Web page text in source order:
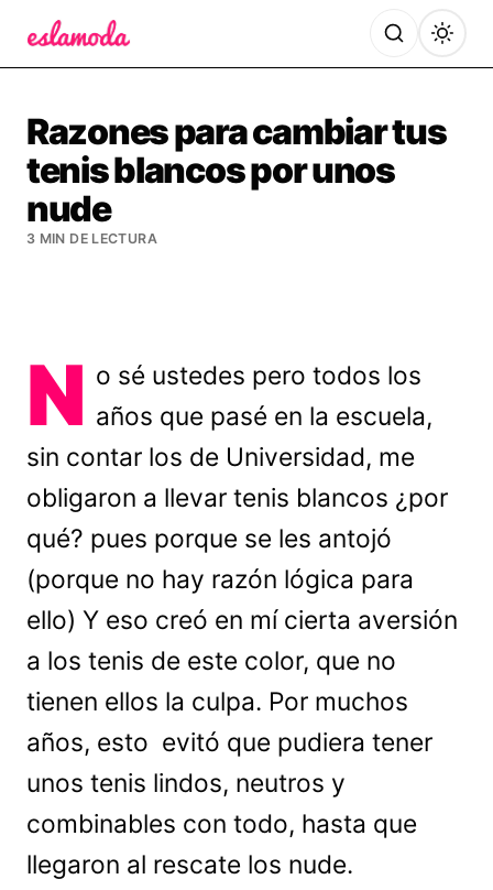
Razones para cambiar tus
tenis blancos por unos
nude
3 MIN DE LECTURA
N o sé ustedes pero todos los
años que pasé en la escuela,
sin contar los de Universidad, me
obligaron a llevar tenis blancos ¿por
qué? pues porque se les antojó
(porque no hay razón lógica para
ello) Y eso creó en mí cierta aversión
a los tenis de este color, que no
tienen ellos la culpa. Por muchos
años, esto evitó que pudiera tener
unos tenis lindos, neutros y
combinables con todo, hasta que
llegaron al rescate los nude.